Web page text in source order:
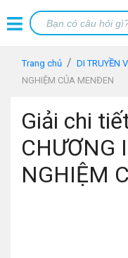
Trang chủ DI TRUYỀN
NGHIỆM CỦA MENĐEN
Giải chi
CHƯƠNG
NGHIỆM